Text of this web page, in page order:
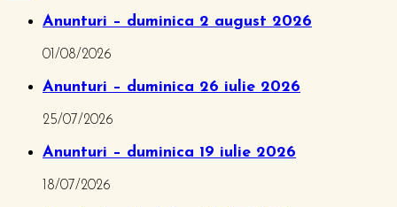
Anunturi – duminica 2 august 2026
01/08/2026
Anunturi – duminica 26 iulie 2026
25/07/2026
Anunturi – duminica 19 iulie 2026
18/07/2026